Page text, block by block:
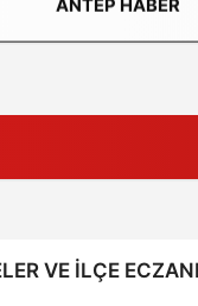
ANTEP HABER
VE İLÇE